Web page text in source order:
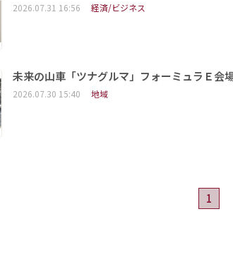
2026.07.31 16:56 経済/ビジネス
未来の山車「ツナグルマ」フォーミュラＥ会
2026.07.30 15:40 地域
1